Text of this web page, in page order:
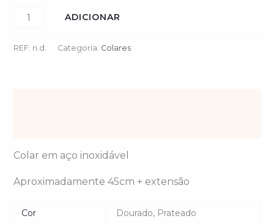
ADICIONAR
REF: n.d. Categoria: Colares
Colar em aço inoxidável
Aproximadamente 45cm + extensão
Cor Dourado, Prateado